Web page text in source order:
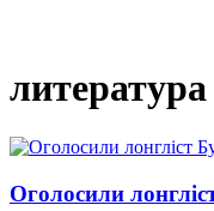
литература
Оголосили